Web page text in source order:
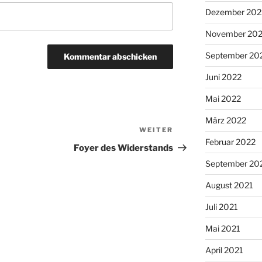
Nächster
Beitrag
WEITER
Foyer des Widerstands
Dezember
November
September
Juni 2022
Mai 2022
März 2022
Februar 2022
September
August 2021
Juli 2021
Mai 2021
April 2021